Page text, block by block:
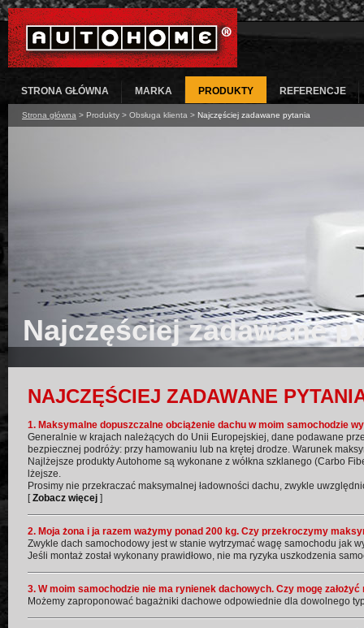
STRONA GŁÓWNA MARKA PRODUKTY REFERENCJE
Strona główna > Produkty > Obsługa klienta > Najczęściej zadawane pytania
Najczęściej zadawane
NAJCZĘŚCIEJ ZADAWANE
1. Maksymalne dopuszczalne obciążenie dachu w moim samochodzie
Generalnie w krajach należących do Unii Europejskiej, dane podawane
bezpiecznej podróży: przy hamowaniu lub na krętej drodze. Warunek
Najlżejsze produkty Autohome są wykonane z wółkna szklanego (Carbo
lżejsze.
Prosimy nie przekraczać maksymalnej ładowności dachu, zwykle
[Zobacz więcej ]
2. Moja żona i ja razem ważymy ponad 200 kg. Czy przekroczymy
Zwykle dach samochodowy jest w stanie wytrzymać wagę samochodu jak
Jeśli montaż został wykonany prawidłowo, nie ma ryzyka uszkodzenia
3. W moim samochodzie nie ma rynienek dachowych. Czy mogę
Możemy zaproponować bagażniki dachowe odpowiednie dla dowolnego